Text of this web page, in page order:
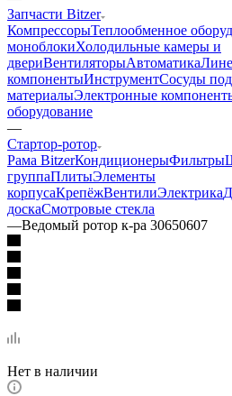
Запчасти Bitzer
КомпрессорыТеплообменное
моноблокиХолодильные камеры и
двериВентиляторыАвтоматика
компонентыИнструментСосуды
материалыЭлектронные
оборудование
—
Стартор-ротор
Рама BitzerКондиционерыФильтры
группаПлитыЭлементы
корпусаКрепёжВентилиЭлектрика
доскаСмотровые стекла
—Ведомый ротор к-ра 30650607
Нет в наличии